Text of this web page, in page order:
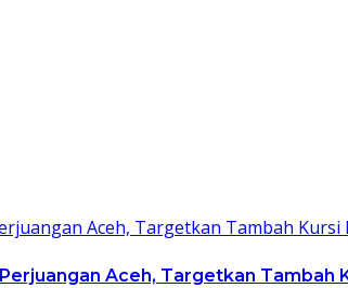
Aceh, Targetkan Tambah